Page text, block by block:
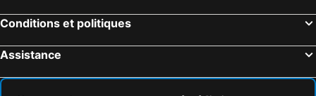
Conditions et politiques
Assistance